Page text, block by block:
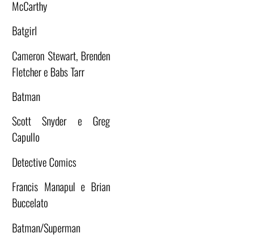
McCarthy
Batgirl
Cameron Stewart, Brenden
Fletcher e Babs Tarr
Batman
Scott Snyder e Greg
Capullo
Detective Comics
Francis Manapul e Brian
Buccelato
Batman/Superman